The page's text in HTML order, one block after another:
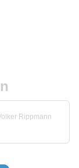
Rippmann